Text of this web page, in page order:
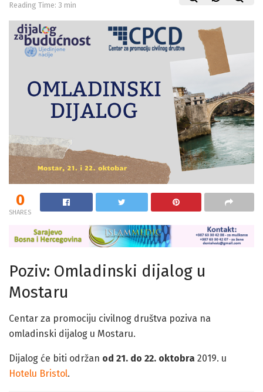
Reading Time: 3 min
0
SHARES
Poziv: Omladinski dijalog u
Mostaru
Centar za promociju civilnog društva poziva na
omladinski dijalog u Mostaru.
Dijalog će biti održan od 21. do 22. oktobra 2019. u
Hotelu Bristol.